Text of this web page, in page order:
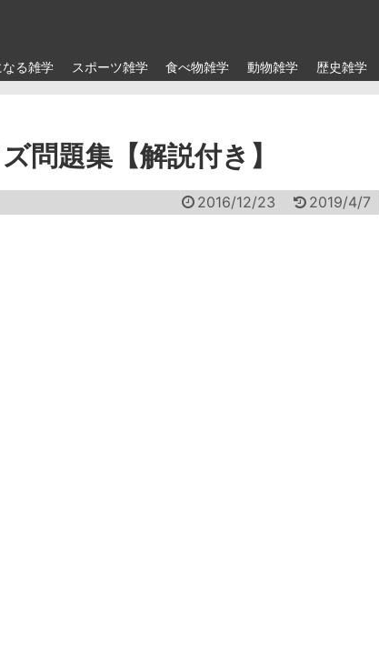
なる雑学 スポーツ雑学 食べ物雑学 動物雑学 歴史雑学
問題集【解説付き】
2016/12/23 2019/4/7